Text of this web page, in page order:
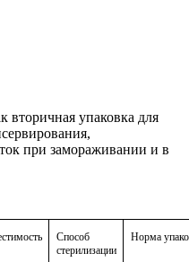
вторичная упаковка для
при замораживании и в
Способ
стерилизации
Норма